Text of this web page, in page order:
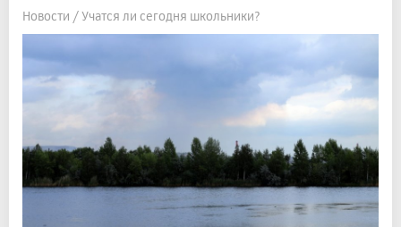
Новости / Учатся ли сегодня школьники?